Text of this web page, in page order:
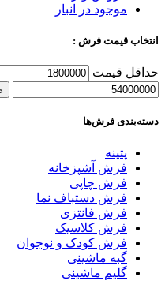
موجود در انبار
انتخاب قیمت فرش :
حداقل قیمت
دسته‌بندی‌ فرش‌ها
پتینه
فرش آشپزخانه
فرش چاپی
فرش دستباف نما
فرش فانتزی
فرش کلاسیک
فرش کودک و نوجوان
گبه ماشینی
گلیم ماشینی